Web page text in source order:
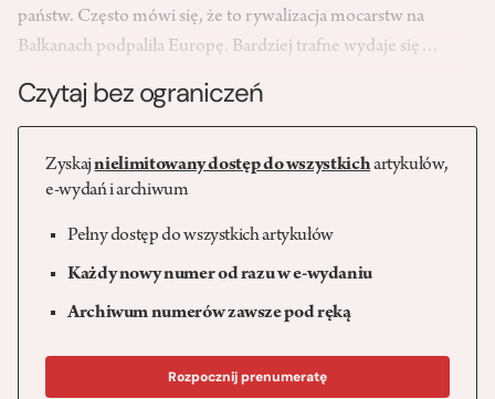
państw. Często mówi się, że to rywalizacja mocarstw na
Bałkanach podpaliła Europę. Bardziej trafne wydaje się…
Czytaj bez ograniczeń
Zyskajnielimitowany dostęp do wszystkichartykułów,
e-wydań i archiwum
Pełny dostęp do wszystkich artykułów
Każdy nowy numer od razu w e-wydaniu
Archiwum numerów zawsze pod ręką
Rozpocznij prenumeratę